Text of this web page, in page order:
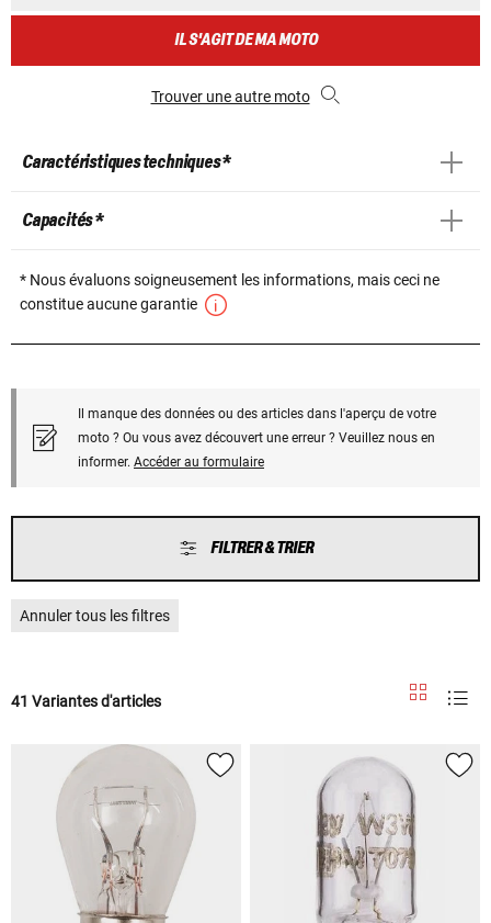
IL S'AGIT DE MA MOTO
Trouver une autre moto
Caractéristiques techniques *
Capacités *
* Nous évaluons soigneusement les informations, mais ceci ne
constitue aucune garantie
Il manque des données ou des articles dans l'aperçu de votre
moto ? Ou vous avez découvert une erreur ? Veuillez nous en
informer. Accéder au formulaire
FILTRER & TRIER
Annuler tous les filtres
41 Variantes d'articles